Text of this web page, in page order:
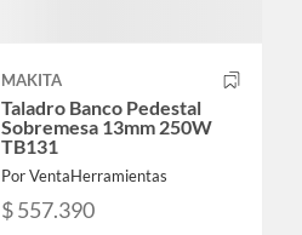
MAKITA
Taladro Banco Pedestal
Sobremesa 13mm 250W
TB131
Por VentaHerramientas
$ 557.390